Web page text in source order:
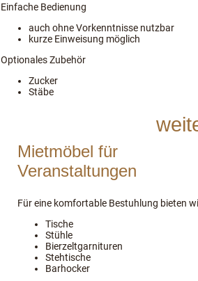
Einfache Bedienung
auch ohne Vorkenntnisse nutzbar
kurze Einweisung möglich
Optionales Zubehör
Zucker
Stäbe
Mietmöbel für
Veranstaltungen
Für eine komfortable Bestuhlung bieten
Tische
Stühle
Bierzeltgarnituren
Stehtische
Barhocker